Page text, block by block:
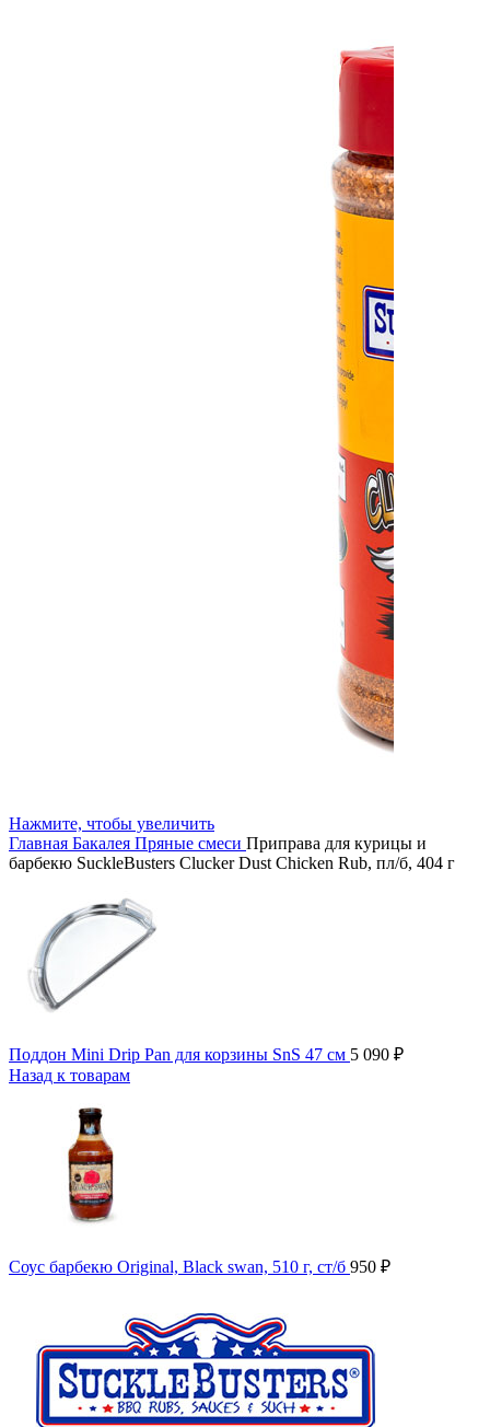
Нажмите, чтобы увеличить
Главная Бакалея Пряные смеси Приправа для курицы и
барбекю SuckleBusters Clucker Dust Chicken Rub, пл/б, 404 г
Поддон Mini Drip Pan для корзины SnS 47 см 5 090 ₽
Назад к товарам
Соус барбекю Original, Black swan, 510 г, ст/б 950 ₽